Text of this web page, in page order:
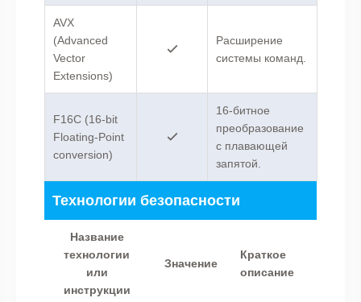
AVX
(Advanced
Vector
Extensions)
Расширение
системы команд.
F16C (16-bit
Floating-Point
conversion)
16-битное
преобразование
с плавающей
запятой.
Технологии безопасности
Название
технологии
или
инструкции
Значение
Краткое
описание